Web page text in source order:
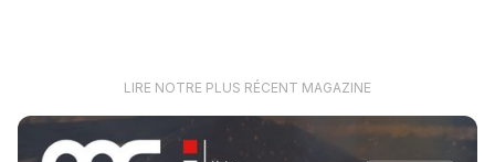
LIRE NOTRE PLUS RÉCENT MAGAZINE